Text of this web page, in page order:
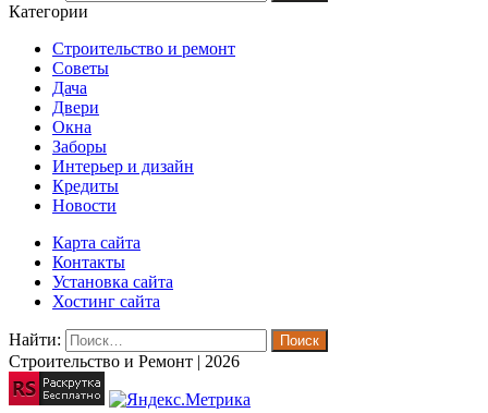
Категории
Строительство и ремонт
Советы
Дача
Двери
Окна
Заборы
Интерьер и дизайн
Кредиты
Новости
Карта сайта
Контакты
Установка сайта
Хостинг сайта
Найти:
Строительство и Ремонт | 2026